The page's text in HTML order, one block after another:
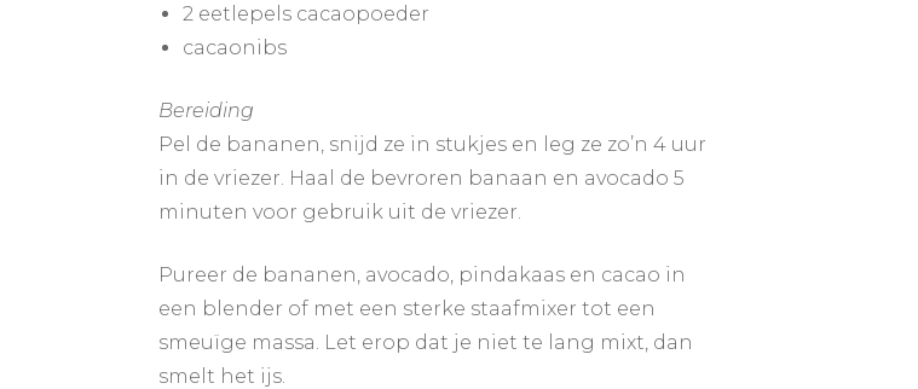
2 eetlepels cacaopoeder
cacaonibs
Bereiding
Pel de bananen, snijd ze in stukjes en leg ze zo’n 4 uur
in de vriezer. Haal de bevroren banaan en avocado 5
minuten voor gebruik uit de vriezer.
Pureer de bananen, avocado, pindakaas en cacao in
een blender of met een sterke staafmixer tot een
smeuïge massa. Let erop dat je niet te lang mixt, dan
smelt het ijs.